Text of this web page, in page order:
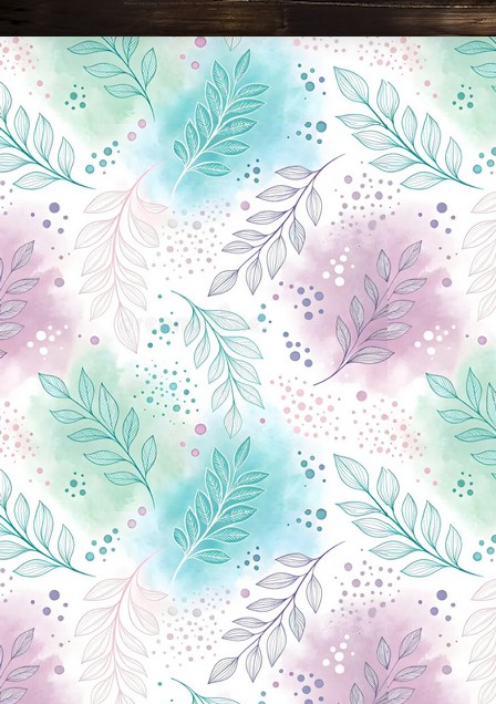
Новини Чернігова, Чернігівські новини, Чернігівський формат, новини Чернігова, події в Чернігові: політика, економіка, аналітика, культура, відеоновини, екологія, спортивний Чернігів, туризм, Чернігів